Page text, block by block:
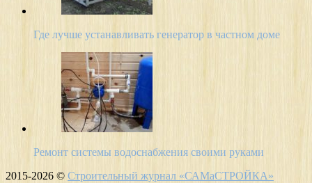
Где лучше устанавливать генератор в частном доме
Ремонт системы водоснабжения своими руками
2015-2026 © Строительный журнал «САМаСТРОЙКА»